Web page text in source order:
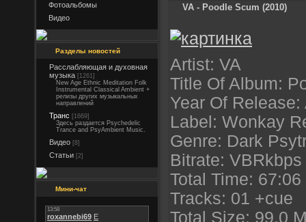
Фотоальбомы
Видео
Разделы новостей
Расслабляющая и духовная
музыка [1261]
New Age Ethnic Meditation Folk
Instrumental Classical Ambient +
релизы других музыкальных
направлений
Транс [1669]
Здесь раздается Psychedelic
Trance and PsyAmbient Music.
Видео [8]
Статьи [2]
Мини-чат
VA - Poodle Scum (2010)
Artist: VA
Title Of Album:
Year Of
Label: Wonkay
Genre: Dark
Bitrate:
Total Time: 67:06
Tracks: 01 +cue
Total Size: 99,0